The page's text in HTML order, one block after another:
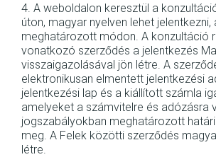
4. A weboldalon keresztül a
úton, magyar nyelven lehet jelentkezni,
meghatározott módon. A konzultáció
vonatkozó szerződés a jelentkezés
visszaigazolásával jön létre. A
elektronikusan elmentett jelentkezési
jelentkezési lap és a kiállított számla
amelyeket a számvitelre és adózásra
jogszabályokban meghatározott
meg. A Felek közötti szerződés
létre.